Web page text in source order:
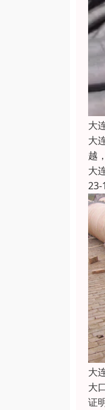
大
大
越
大
23-
大
大
证